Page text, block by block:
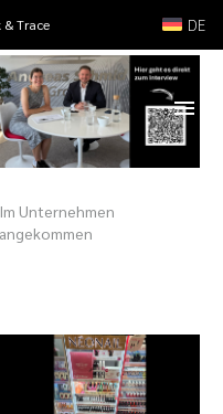
& Trace DE
Im Unternehmen
angekommen